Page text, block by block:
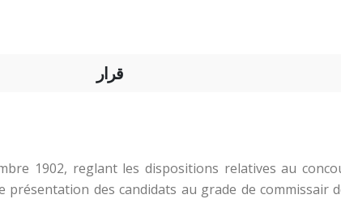
قرار
1902, reglant les dispositions relatives au
des candidats au grade de commissair